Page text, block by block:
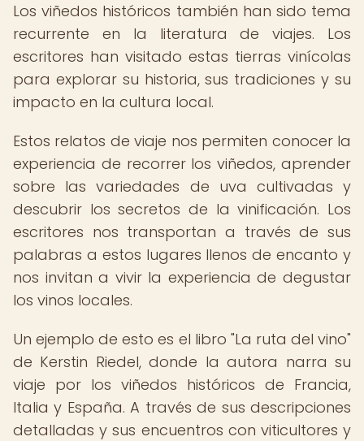
Los viñedos históricos también han sido tema
recurrente en la literatura de viajes. Los
escritores han visitado estas tierras vinícolas
para explorar su historia, sus tradiciones y su
impacto en la cultura local.
Estos relatos de viaje nos permiten conocer la
experiencia de recorrer los viñedos, aprender
sobre las variedades de uva cultivadas y
descubrir los secretos de la vinificación. Los
escritores nos transportan a través de sus
palabras a estos lugares llenos de encanto y
nos invitan a vivir la experiencia de degustar
los vinos locales.
Un ejemplo de esto es el libro "La ruta del vino"
de Kerstin Riedel, donde la autora narra su
viaje por los viñedos históricos de Francia,
Italia y España. A través de sus descripciones
detalladas y sus encuentros con viticultores y